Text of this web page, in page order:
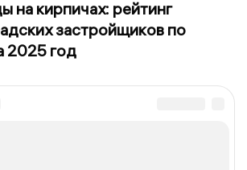
на кирпичах: рейтинг
застройщиков по
2025 год